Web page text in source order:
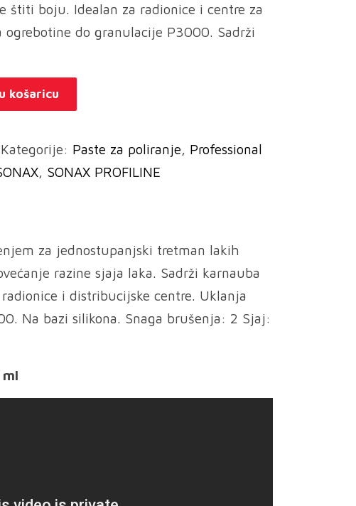
štiti boju. Idealan za radionice i centre za
ogrebotine do granulacije P3000. Sadrži
košaricu
Kategorije: Paste za poliranje, Professional
, SONAX PROFILINE
za jednostupanjski tretman lakih
razine sjaja laka. Sadrži karnauba
i distribucijske centre. Uklanja
Na bazi silikona. Snaga brušenja: 2 Sjaj: